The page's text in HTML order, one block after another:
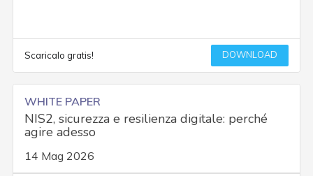
Scaricalo gratis! DOWNLOAD
WHITE PAPER
NIS2, sicurezza e resilienza digitale: perché
agire adesso
14 Mag 2026